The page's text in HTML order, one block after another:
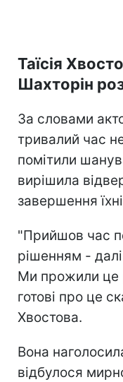
Таїсія
Шахторін
За словами
тривалий час
помітили
вирішила
завершення
"Прийшов час
рішенням -
Ми прожили це
готові про це
Хвостова.
Вона
відбулося